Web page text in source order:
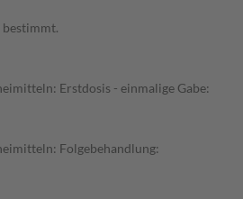
Erstdosis - einmalige Gabe:
Folgebehandlung: